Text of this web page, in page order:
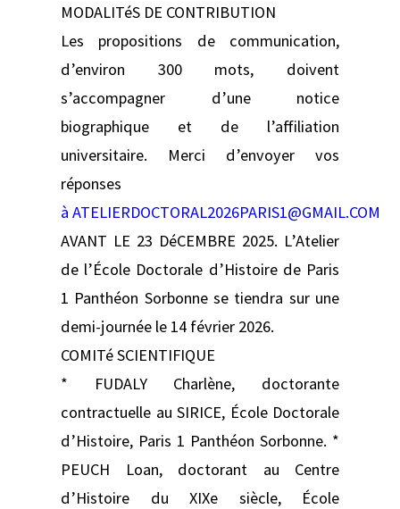
MODALITéS DE CONTRIBUTION
Les propositions de communication,
d’environ 300 mots, doivent
s’accompagner d’une notice
biographique et de l’affiliation
universitaire. Merci d’envoyer vos
réponses
à ATELIERDOCTORAL2026PARIS1@GMAIL.COM
AVANT LE 23 DéCEMBRE 2025. L’Atelier
de l’École Doctorale d’Histoire de Paris
1 Panthéon Sorbonne se tiendra sur une
demi-journée le 14 février 2026.
COMITé SCIENTIFIQUE
* FUDALY Charlène, doctorante
contractuelle au SIRICE, École Doctorale
d’Histoire, Paris 1 Panthéon Sorbonne. *
PEUCH Loan, doctorant au Centre
d’Histoire du XIXe siècle, École